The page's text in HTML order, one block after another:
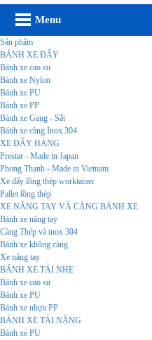
Menu
Sản phẩm
BÁNH XE ĐẨY
Bánh xe cao su
Bánh xe Nylon
Bánh xe PU
Bánh xe PP
Bánh xe Gang - Sắt
Bánh xe càng Inox 304
XE ĐẨY HÀNG
Prestar - Made in Japan
Phong Thạnh - Made in Vietnam
Xe đẩy lồng thép worktainer
Pallet lồng thép
XE NÂNG TAY VÀ CÀNG BÁNH XE
Bánh xe nâng tay
Càng Thép và inox 304
Bánh xe không càng
Xe nâng tay
BÁNH XE TẢI NHẸ
Bánh xe cao su
Bánh xe PU
Bánh xe nhựa PP
BÁNH XE TẢI NẶNG
Bánh xe PU